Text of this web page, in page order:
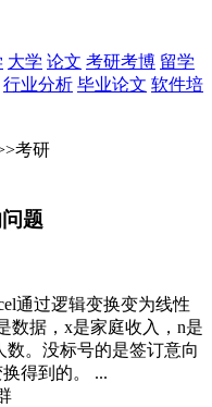
大学 论文 考研考博 留学
行业分析 毕业论文 软件培
考研
题
通过逻辑变换变为线性
数据，x是家庭收入，n是
。没标号的是签订意向
得到的。 ...